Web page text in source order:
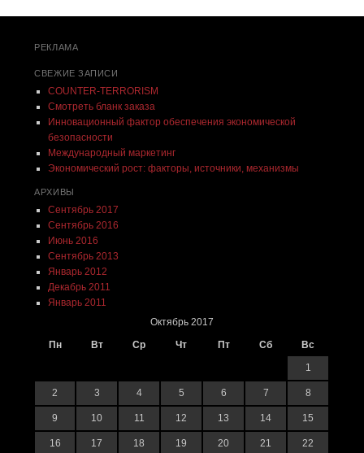
РЕКЛАМА
СВЕЖИЕ ЗАПИСИ
COUNTER-TERRORISM
Смотреть бланк заказа
Инновационный фактор обеспечения экономической
безопасности
Международный маркетинг
Экономический рост: факторы, источники, механизмы
АРХИВЫ
Сентябрь 2017
Сентябрь 2016
Июнь 2016
Сентябрь 2013
Январь 2012
Декабрь 2011
Январь 2011
Октябрь 2017
Пн
Вт Ср Чт Пт Сб Вс
1
2 3 4 5 6 7 8
9 10 11 12 13 14 15
16 17 18 19 20 21 22